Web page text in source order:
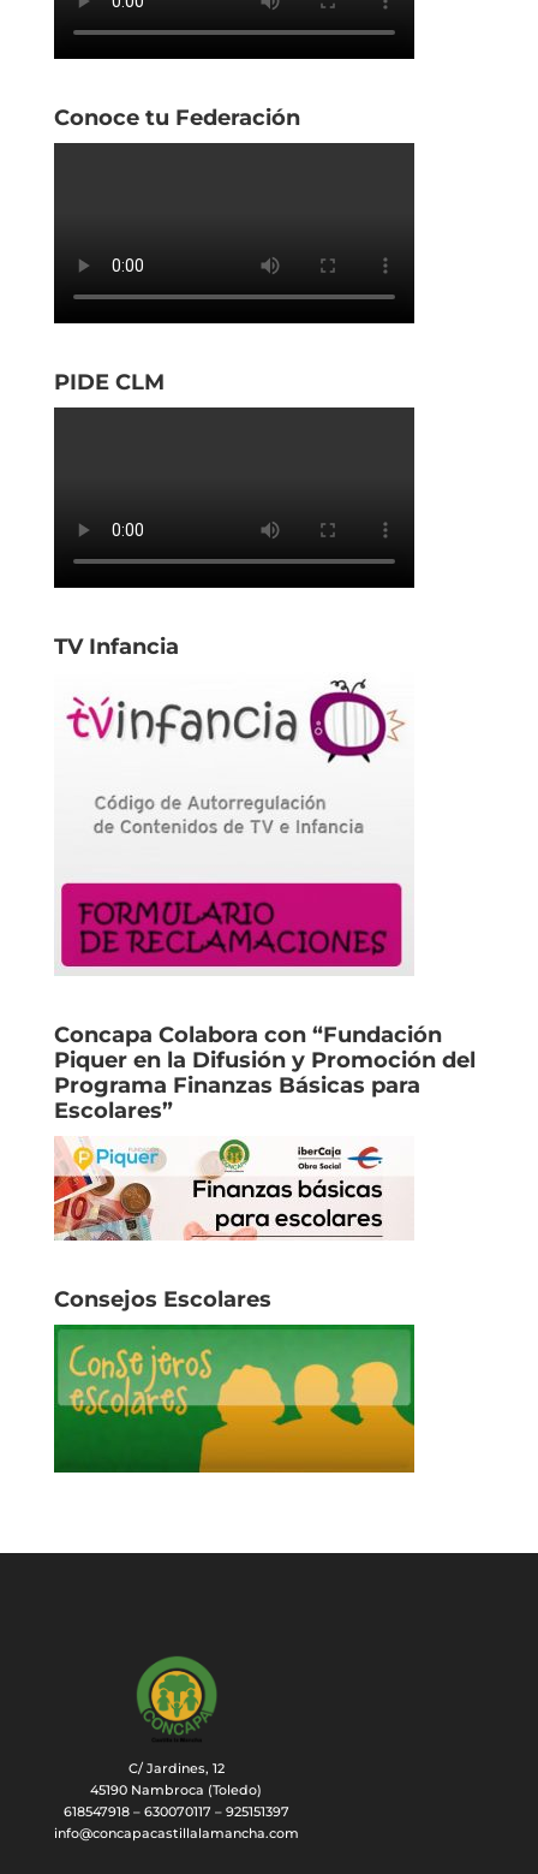
Conoce tu Federación
PIDE CLM
TV Infancia
Concapa Colabora con “Fundación
Piquer en la Difusión y Promoción del
Programa Finanzas Básicas para
Escolares”
Consejos Escolares
C/ Jardines, 12
45190 Nambroca (Toledo)
618547918 – 630070117 – 925151397
info@concapacastillalamancha.com